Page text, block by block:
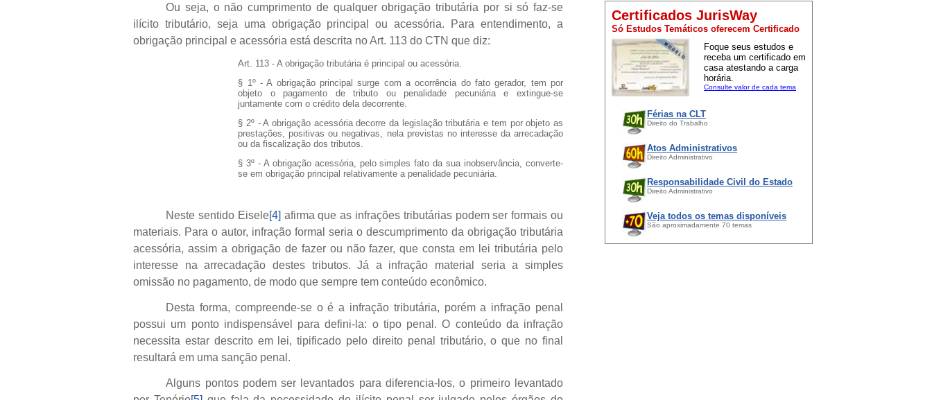
Certificados JurisWay
Só Estudos Temáticos oferecem Certificado
Foque seus estudos e
receba um certificado em
casa atestando a carga
horária.
Consulte valor de cada tema
Férias na CLT
Direito do Trabalho
Atos Administrativos
Direito Administrativo
Responsabilidade Civil do Estado
Direito Administrativo
Veja todos os temas disponíveis
São aproximadamente 70 temas
Ou seja, o não cumprimento de qualquer obrigação tributária por si só faz-se
ilícito tributário, seja uma obrigação principal ou acessória. Para entendimento, a
obrigação principal e acessória está descrita no Art. 113 do CTN que diz:
Art. 113 - A obrigação tributária é principal ou acessória.
§ 1º - A obrigação principal surge com a ocorrência do fato gerador, tem por
objeto o pagamento de tributo ou penalidade pecuniária e extingue-se
juntamente com o crédito dela decorrente.
§ 2º - A obrigação acessória decorre da legislação tributária e tem por objeto as
prestações, positivas ou negativas, nela previstas no interesse da arrecadação
ou da fiscalização dos tributos.
§ 3º - A obrigação acessória, pelo simples fato da sua inobservância, converte-
se em obrigação principal relativamente a penalidade pecuniária.
Neste sentido Eisele[4] afirma que as infrações tributárias podem ser formais ou
materiais. Para o autor, infração formal seria o descumprimento da obrigação tributária
acessória, assim a obrigação de fazer ou não fazer, que consta em lei tributária pelo
interesse na arrecadação destes tributos. Já a infração material seria a simples
omissão no pagamento, de modo que sempre tem conteúdo econômico.
Desta forma, compreende-se o é a infração tributária, porém a infração penal
possui um ponto indispensável para defini-la: o tipo penal. O conteúdo da infração
necessita estar descrito em lei, tipificado pelo direito penal tributário, o que no final
resultará em uma sanção penal.
Alguns pontos podem ser levantados para diferencia-los, o primeiro levantado